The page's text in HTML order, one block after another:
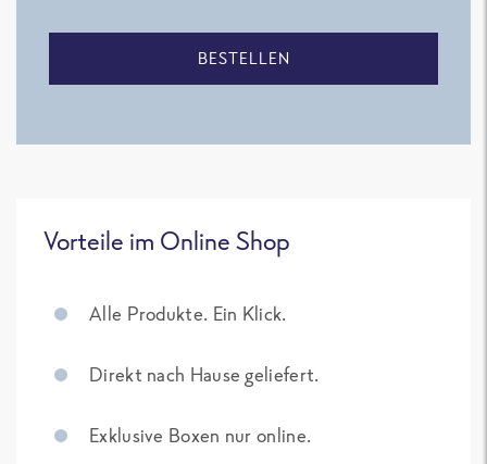
BESTELLEN
Vorteile im Online Shop
Alle Produkte. Ein Klick.
Direkt nach Hause geliefert.
Exklusive Boxen nur online.